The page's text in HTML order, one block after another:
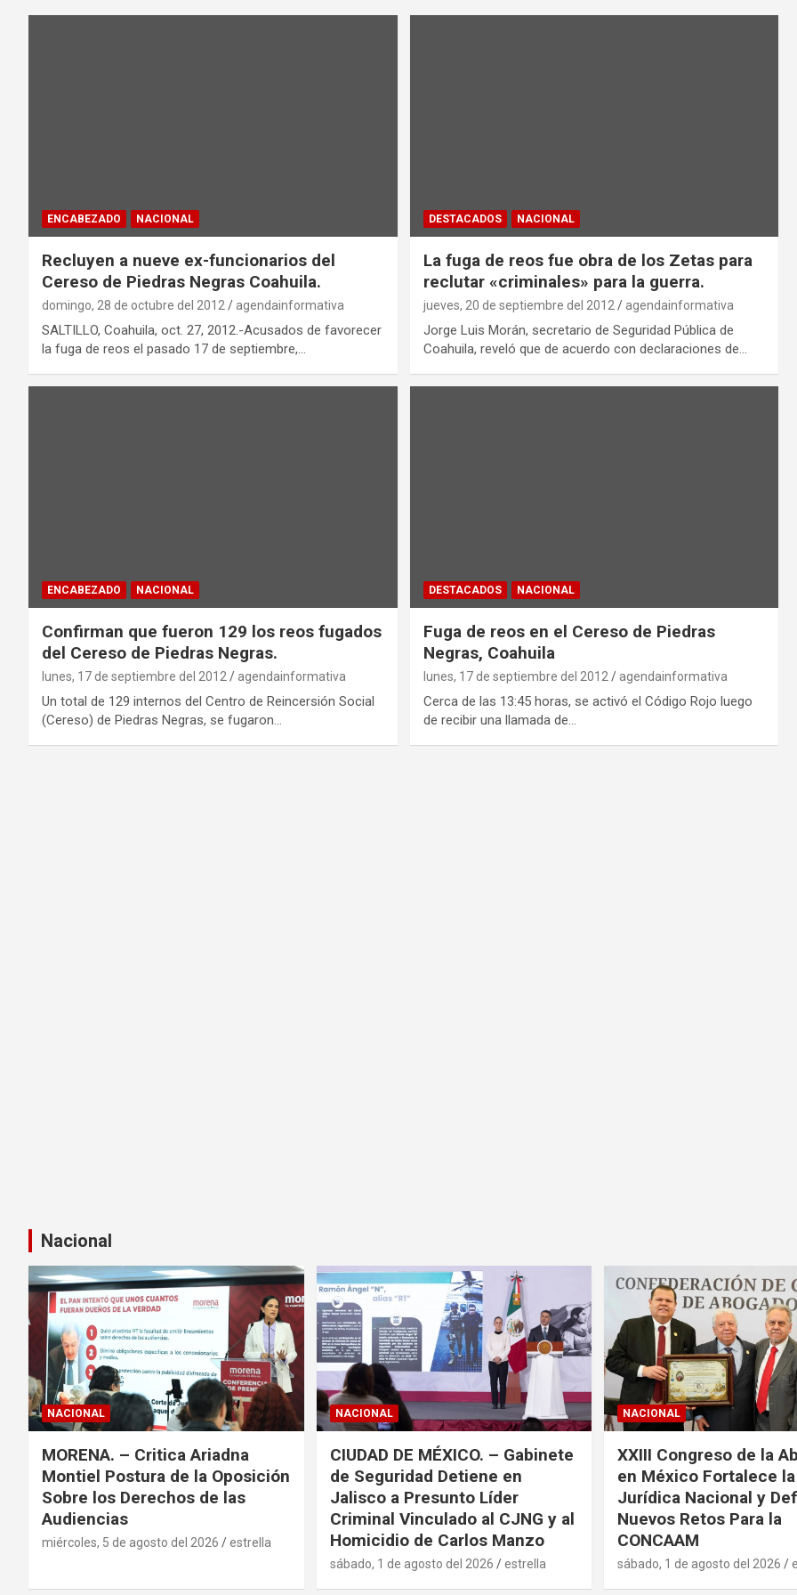
ENCABEZADO NACIONAL
Recluyen a nueve ex-funcionarios del
Cereso de Piedras Negras Coahuila.
domingo, 28 de octubre del 2012 agendainformativa
SALTILLO, Coahuila, oct. 27, 2012.-Acusados de favorecer
la fuga de reos el pasado 17 de septiembre,…
DESTACADOS NACIONAL
La fuga de reos fue obra de los Zetas para
reclutar «criminales» para la guerra.
jueves, 20 de septiembre del 2012 agendainformativa
Jorge Luis Morán, secretario de Seguridad Pública de
Coahuila, reveló que de acuerdo con declaraciones de…
ENCABEZADO NACIONAL
Confirman que fueron 129 los reos fugados
del Cereso de Piedras Negras.
lunes, 17 de septiembre del 2012 agendainformativa
Un total de 129 internos del Centro de Reincersión Social
(Cereso) de Piedras Negras, se fugaron…
DESTACADOS NACIONAL
Fuga de reos en el Cereso de Piedras
Negras, Coahuila
lunes, 17 de septiembre del 2012 agendainformativa
Cerca de las 13:45 horas, se activó el Código Rojo luego
de recibir una llamada de…
Nacional
NACIONAL
MORENA. – Critica Ariadna
Montiel Postura de la Oposición
Sobre los Derechos de las
Audiencias
miércoles, 5 de agosto del 2026 estrella
NACIONAL
CIUDAD DE MÉXICO. – Gabinete
de Seguridad Detiene en
Jalisco a Presunto Líder
Criminal Vinculado al CJNG y al
Homicidio de Carlos Manzo
sábado, 1 de agosto del 2026 estrella
NACIONAL
XXIII Congreso de la
en México Fortalece
Jurídica Nacional y
Nuevos Retos Para la
CONCAAM
sábado, 1 de agosto del 2026